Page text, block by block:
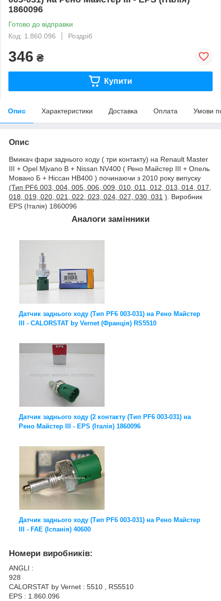
1860096
Готово до відправки
Код: 1.860.096
Роздріб
346 ₴
Купити
Опис Характеристики Доставка Оплата Умови
Опис
Вмикач фари заднього ходу ( три контакту) на Renault Master
III + Opel Mjvano B + Nissan NV400 ( Рено Майстер III + Опель
Мовано Б + Ніссан НВ400 ) починаючи з 2010 року випуску
(Тип PF6 003, 004, 005, 006, 009, 010, 011, 012, 013, 014, 017,
018, 019, 020, 021, 022, 023, 024, 027, 030, 031 ) . Виробник
EPS (Італія) 1860096
Аналоги замінники
Датчик заднього ходу (Тип PF6 003-031) на Рено Майстер
III - CALORSTAT by Vernet (Франція) RS5510
Датчик заднього ходу (2 контакту (Тип PF6 003-031) на
Рено Майстер III - EPS (Італія) 1860096
Датчик заднього ходу (Тип PF6 003-031) на Рено Майстер
III - FAE (Іспанія) 40600
Номери виробників:
ANGLI :
928
CALORSTAT by Vernet : 5510 , RS5510
EPS : 1.860.096